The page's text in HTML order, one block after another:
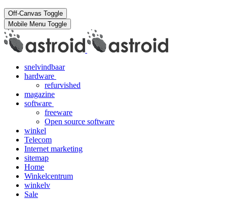
Off-Canvas Toggle
Mobile Menu Toggle
snelvindbaar
hardware
refurvished
magazine
software
freeware
Open source software
winkel
Telecom
Internet marketing
sitemap
Home
Winkelcentrum
winkelv
Sale